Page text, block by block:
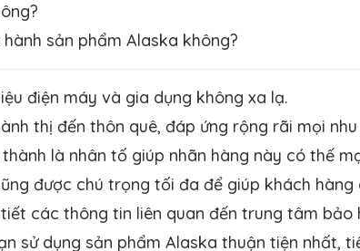
sản phẩm Alaska không?
điện máy và gia dụng không xa lạ.
thị đến thôn quê, đáp ứng rộng rãi mọi
là nhân tố giúp nhãn hàng này có thế
được chú trọng tối đa để giúp khách
các thông tin liên quan đến trung tâm bảo
sử dụng sản phẩm Alaska thuận tiện nhất,